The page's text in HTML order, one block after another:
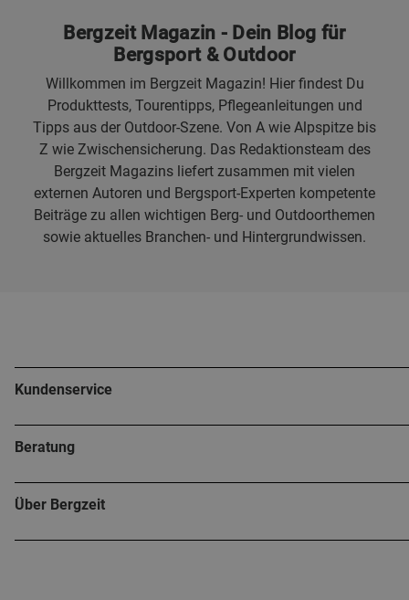
Bergzeit Magazin - Dein Blog für
Bergsport & Outdoor
Willkommen im Bergzeit Magazin! Hier findest Du
Produkttests, Tourentipps, Pflegeanleitungen und
Tipps aus der Outdoor-Szene. Von A wie Alpspitze bis
Z wie Zwischensicherung. Das Redaktionsteam des
Bergzeit Magazins liefert zusammen mit vielen
externen Autoren und Bergsport-Experten kompetente
Beiträge zu allen wichtigen Berg- und Outdoorthemen
sowie aktuelles Branchen- und Hintergrundwissen.
Kundenservice
Beratung
Über Bergzeit